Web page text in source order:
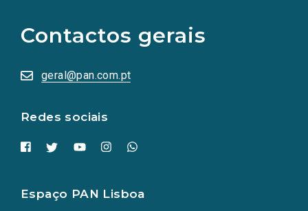
Contactos gerais
geral@pan.com.pt
Redes sociais
redes
sociais
numa
nova
Espaço PAN Lisboa